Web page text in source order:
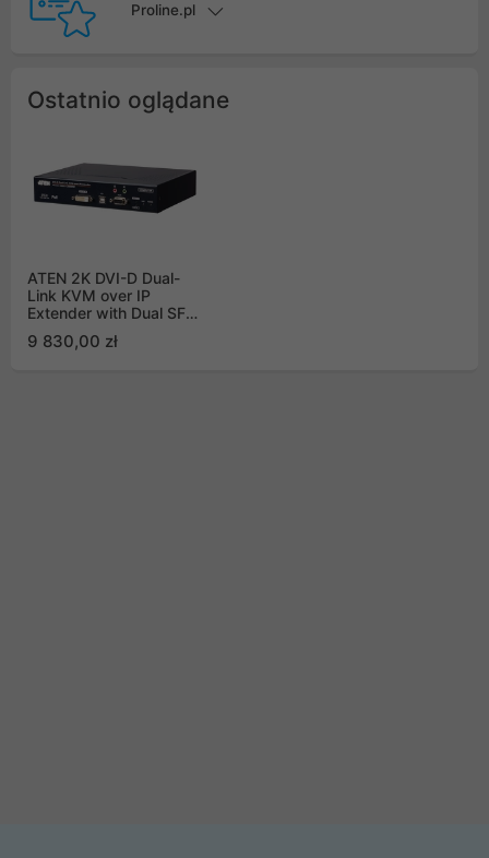
Proline.pl
Ostatnio oglądane
ATEN 2K DVI-D Dual-
Link KVM over IP
Extender with Dual SFP
KE6922T-AX
9 830,00 zł